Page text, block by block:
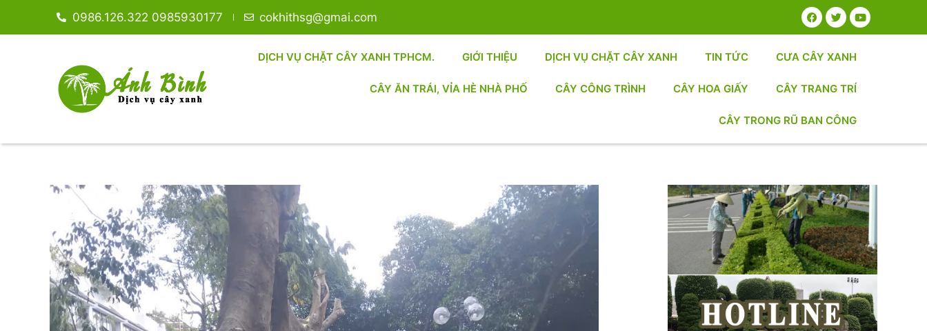
0986.126.322 0985930177 cokhithsg@gmai.com
DỊCH VỤ CHẶT CÂY XANH TPHCM. GIỚI THIỆU DỊCH VỤ CHẶT CÂY XANH TIN TỨC CƯA CÂY XANH
CÂY ĂN TRÁI, VỈA HÈ NHÀ PHỐ CÂY CÔNG TRÌNH CÂY HOA GIẤY CÂY TRANG TRÍ
CÂY TRONG RŨ BAN CÔNG